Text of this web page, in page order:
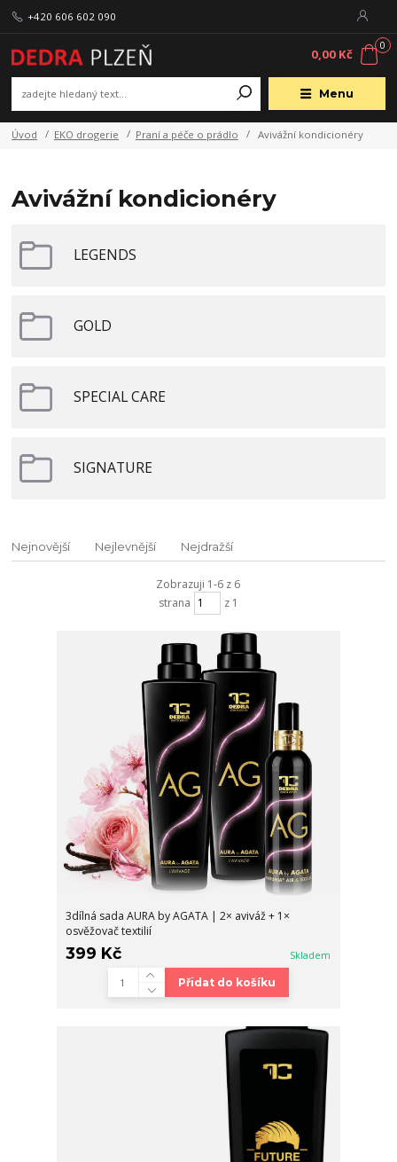
Menu
+420 606 602 090
0
0,00 Kč
Úvod EKO drogerie Praní a péče o prádlo Avivážní kondicionéry
Avivážní kondicionéry
LEGENDS
GOLD
SPECIAL CARE
SIGNATURE
Nejnovější Nejlevnější Nejdražší
Zobrazuji 1-6 z 6
strana
z 1
3dílná sada AURA by AGATA | 2× aviváž + 1×
osvěžovač textilií
399 Kč Skladem
Přidat do košíku